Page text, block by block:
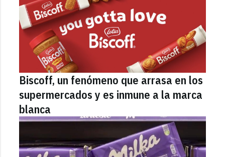
Biscoff, un fenómeno que arrasa en los
supermercados y es inmune a la marca
blanca